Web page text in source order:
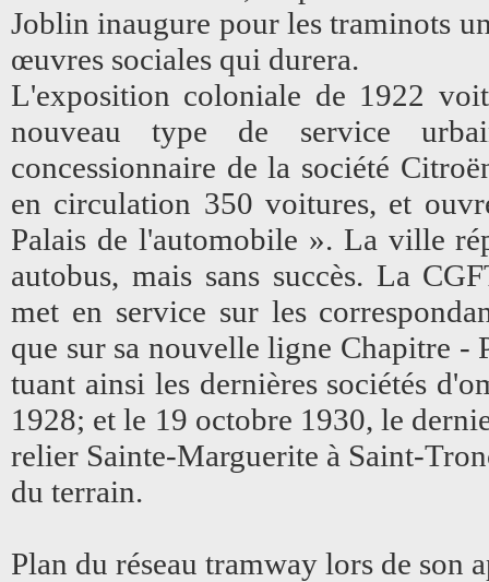
Joblin inaugure pour les traminots
œuvres sociales qui durera.
L'exposition coloniale de 1922
nouveau type de service
concessionnaire de la société
en circulation 350 voitures, et
Palais de l'automobile ». La ville
autobus, mais sans succès. La
met en service sur les
que sur sa nouvelle ligne Chapitre -
tuant ainsi les dernières sociétés
1928; et le 19 octobre 1930, le
relier Sainte-Marguerite à Saint-
du terrain.
Plan du réseau tramway lors de son